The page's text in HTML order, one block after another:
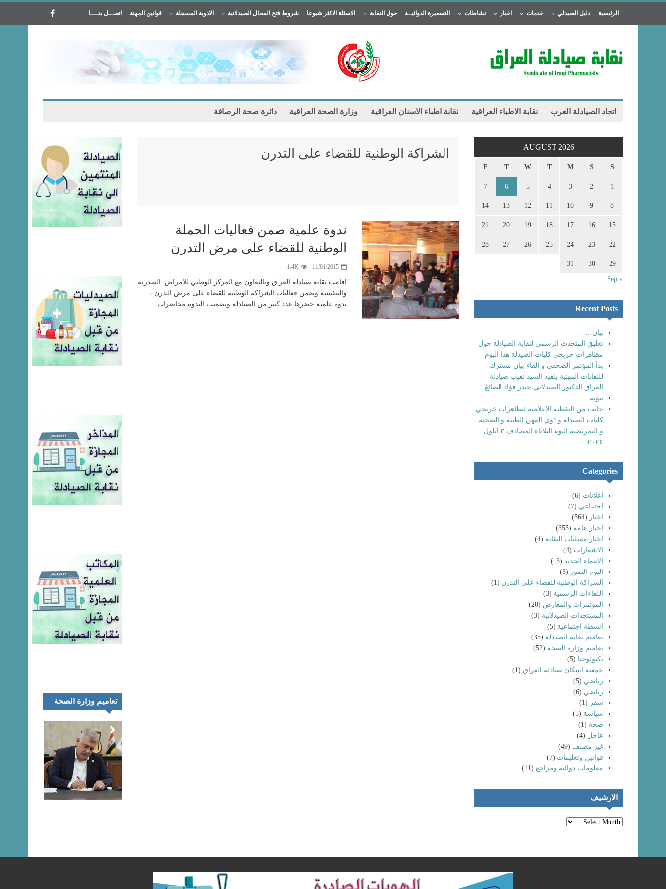
الرئيسية دليل الصيدلي خدمات اخبار نشاطات التسعيرة الدوائيــة حول النقابة الاسئلة الاكثر شيوعا شروط فتح المحال الصيدلانية الادوية المسجلة قوانين المهنة اتصـــل بنــــا
اتحاد الصيادلة العرب نقابة الاطباء العراقية نقابة اطباء الاسنان العراقية وزارة الصحة العراقية دائرة صحة الرصافة
AUGUST 2026
S
S
M
T
W
T
F
1
2
3
4
5
6
7
8
9
10
11
12
13
14
15
16
17
18
19
20
21
22
23
24
25
26
27
28
29
30
31
« Sep
Recent Posts
بيان…
تعليق المتحدث الرسمي لنقابة الصيادلة حول
مظاهرات خريجي كليات الصيدلة هذا اليوم
بدأ المؤتمر الصحفي و القاء بيان مشترك
للنقابات المهنية يلقيه السيد نقيب صيادلة
العراق الدكتور الصيدلاني حيدر فؤاد الصائغ
تنويه …
جانب من التغطية الإعلامية لتظاهرات خريجي
كليات الصيدلة و ذوي المهن الطبية و الصحية
و التمريضية اليوم الثلاثاء المصادف ٣ ايلول
٢٠٢٤
Categories
أعلانات (6)
إجتماعي (7)
اخبار (564)
اخبار عامة (355)
اخبار ممثليات النقابة (4)
الاشعارات (4)
الانتماء الجديد (13)
البوم الصور (3)
الشراكة الوطنية للقضاء على التدرن (1)
اللقاءات الرسمية (3)
المؤتمرات والمعارض (20)
المستجدات الصيدلانية (3)
انشطة اجتماعية (5)
تعاميم نقابة الصيادلة (35)
تعاميم وزارة الصحة (52)
تكنولوجيا (5)
جمعية اسكان صيادلة العراق (1)
رياضي (5)
رياضي (6)
سفر (1)
سياسة (5)
صحة (1)
عاجل (4)
غير مصنف (49)
قوانين وتعليمات (7)
معلومات دوائية ومراجع (11)
الارشيف
الارشيف
الشراكة الوطنية للقضاء على التدرن
ندوة علمية ضمن فعاليات الحملة
الوطنية للقضاء على مرض التدرن
11/01/2015
1.4K
اقامت نقابة صيادلة العراق وبالتعاون مع المركز الوطني للامراض الصدرية
والتنفسية وضمن فعاليات الشراكة الوطنية للقضاء على مرض التدرن ،
ندوة علمية حضرها عدد كبير من الصيادلة وتضمنت الندوة محاضرات
تعاميم وزارة الصحة
بيان…
انتماء خريجي
كليات الصيدلة
لعام (٢٠٢٤) إلى
نقابة صيادلة